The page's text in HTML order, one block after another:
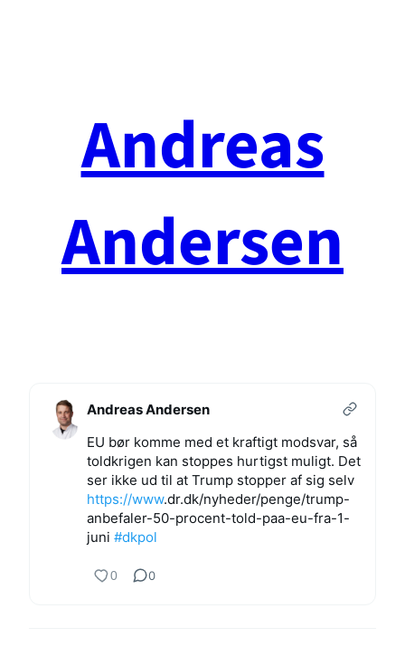
Andreas
Andersen
Andreas Andersen
EU bør komme med et kraftigt modsvar, så
toldkrigen kan stoppes hurtigst muligt. Det
ser ikke ud til at Trump stopper af sig selv
https://www.dr.dk/nyheder/penge/trump-
anbefaler-50-procent-told-paa-eu-fra-1-
juni #dkpol
0 0